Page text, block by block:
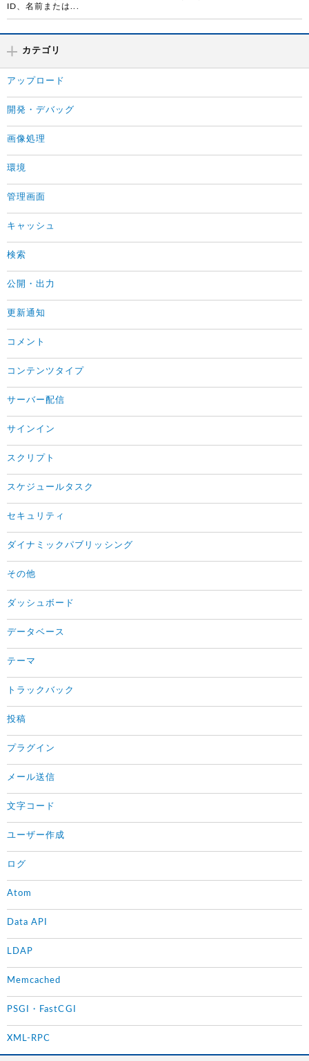
ID、名前または...
カテゴリ
アップロード
開発・デバッグ
画像処理
環境
管理画面
キャッシュ
検索
公開・出力
更新通知
コメント
コンテンツタイプ
サーバー配信
サインイン
スクリプト
スケジュールタスク
セキュリティ
ダイナミックパブリッシング
その他
ダッシュボード
データベース
テーマ
トラックバック
投稿
プラグイン
メール送信
文字コード
ユーザー作成
ログ
Atom
Data API
LDAP
Memcached
PSGI・FastCGI
XML-RPC